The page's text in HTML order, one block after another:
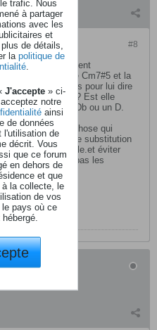
#8
d un arrangement
pas l accord de Cm7#5 et la
faites vous pour lui dire
la note de D? Est elle
si elle joue un Db ou un D.
c'est vraiment la chose qui
de passage et de substitution
il rester simple.et éviter
ne perdent pas les
trafic. Nous
à partager
avec les
et
de détails,
la politique de
J'accepte » ci-
notre
ainsi
de données
l'utilisation de
décrit. Vous
que ce forum
en dehors de
et que
la collecte, le
de vos
pays où ce